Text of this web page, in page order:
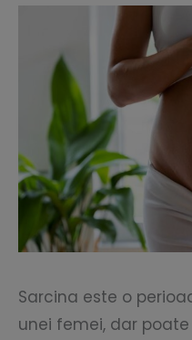
Sarcina este o
unei femei, dar